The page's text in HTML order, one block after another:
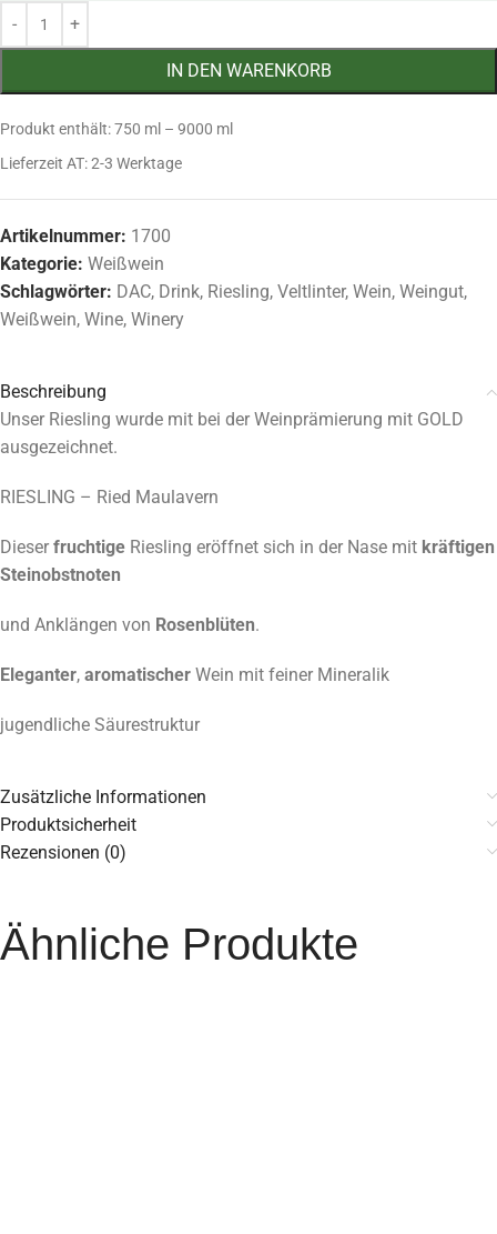
IN DEN WARENKORB
Produkt enthält: 750 ml – 9000 ml
Lieferzeit AT:2-3 Werktage
Artikelnummer: 1700
Kategorie: Weißwein
Schlagwörter: DAC, Drink, Riesling, Veltlinter, Wein, Weingut,
Weißwein, Wine, Winery
Beschreibung
Unser Riesling wurde mit bei der Weinprämierung mit GOLD
ausgezeichnet.
RIESLING – Ried Maulavern
Dieser fruchtige Riesling eröffnet sich in der Nase mit kräftigen
Steinobstnoten
und Anklängen von Rosenblüten.
Eleganter, aromatischer Wein mit feiner Mineralik
jugendliche Säurestruktur
Zusätzliche Informationen
Produktsicherheit
Rezensionen (0)
Ähnliche Produkte